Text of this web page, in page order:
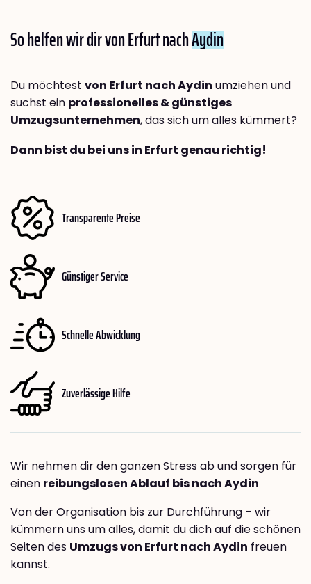
So helfen wir dir von Erfurt nachAydin
Du möchtest von Erfurt nach Aydin umziehen und
suchst ein professionelles & günstiges
Umzugsunternehmen, das sich um alles kümmert?
Dann bist du bei uns in Erfurt genau richtig!
Transparente Preise
Günstiger Service
Schnelle Abwicklung
Zuverlässige Hilfe
Wir nehmen dir den ganzen Stress ab und sorgen für
einen reibungslosen Ablauf bis nach Aydin
Von der Organisation bis zur Durchführung – wir
kümmern uns um alles, damit du dich auf die schönen
Seiten des Umzugs von Erfurt nach Aydin freuen
kannst.